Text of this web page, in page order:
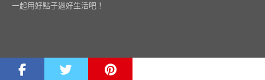
一起用好點子過好生活吧！